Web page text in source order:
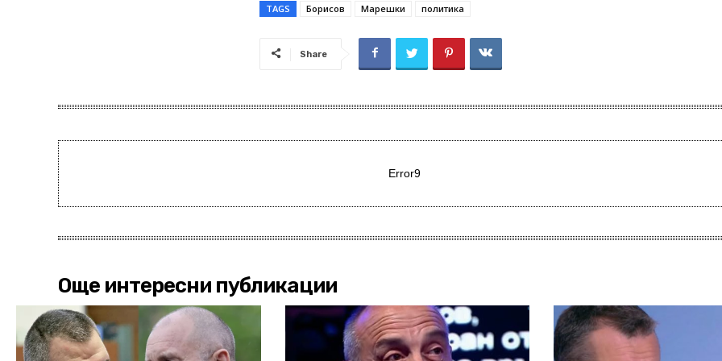
TAGS Борисов Марешки политика
Share
Error9
Още интересни публикации